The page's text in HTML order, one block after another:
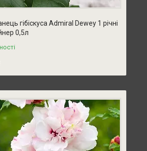
гібіскуса Admiral Dewey 1 річні
0,5л